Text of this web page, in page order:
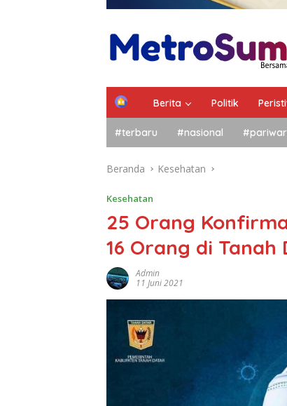
Berita Politik
#terbaru #nasional
Beranda Kesehatan
Kesehatan
25 Orang
16 Orang di Tanah
Admin
11 Juni 2021